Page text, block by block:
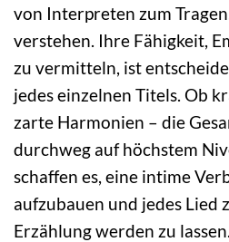
von Interpreten zum
verstehen. Ihre Fähigkeit,
zu vermitteln, ist
jedes einzelnen Titels. Ob
zarte Harmonien – die
durchweg auf höchstem
schaffen es, eine intime
aufzubauen und jedes Lied
Erzählung werden zu